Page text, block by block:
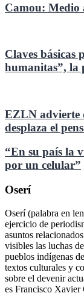
Camou: Medio
Claves básicas
humanitas”, la
EZLN advierte
desplaza el
“En su país la
por un celular”
Oserí
Oserí (palabra en
ejercicio de
asuntos
visibles las luchas
pueblos indígenas
textos culturales y
sobre el devenir
es Francisco